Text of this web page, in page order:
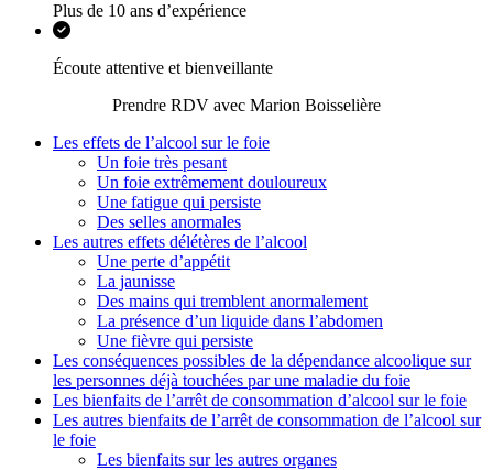
Plus de 10 ans d’expérience
Écoute attentive et bienveillante
Prendre RDV avec Marion Boisselière
Les effets de l’alcool sur le foie
Un foie très pesant
Un foie extrêmement douloureux
Une fatigue qui persiste
Des selles anormales
Les autres effets délétères de l’alcool
Une perte d’appétit
La jaunisse
Des mains qui tremblent anormalement
La présence d’un liquide dans l’abdomen
Une fièvre qui persiste
Les conséquences possibles de la dépendance alcoolique sur
les personnes déjà touchées par une maladie du foie
Les bienfaits de l’arrêt de consommation d’alcool sur le foie
Les autres bienfaits de l’arrêt de consommation de l’alcool sur
le foie
Les bienfaits sur les autres organes